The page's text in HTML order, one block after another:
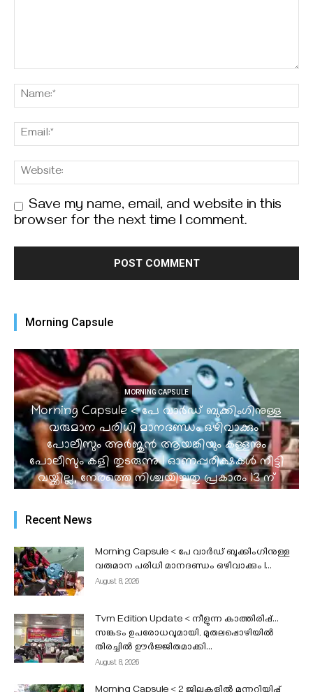
Save my name, email, and website in this
browser for the next time I comment.
Morning Capsule
MORNING CAPSULE
Morning Capsule < പേ വാർഡ് ബുക്കിംഗിനുള്ള
വരുമാന പരിധി മാനദണ്ഡം ഒഴിവാക്കും I
പോലീസും അർജുൻ ആയങ്കിയും കള്ളനും
പോലീസും കളി തുടരുന്നു I ഓണപ്പരീക്ഷകൾ നീട്ടി
വയ്ക്കില്ല, നേരത്തെ നിശ്ചയിച്ചതു പ്രകാരം 13 ന്
Recent News
Morning Capsule < പേ വാർഡ് ബുക്കിംഗിനുള്ള
വരുമാന പരിധി മാനദണ്ഡം ഒഴിവാക്കും I...
August 8, 2026
Tvm Edition Update < നീളുന്ന കാത്തിരിപ്പ്…
സങ്കടം ഉപരോധവുമായി, മുതലപ്പൊഴിയിൽ
തിരച്ചിൽ ഊർജ്ജിതമാക്കി...
August 8, 2026